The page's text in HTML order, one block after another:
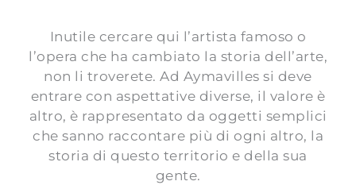
Inutile cercare qui l’artista famoso o
l’opera che ha cambiato la storia dell’arte,
non li troverete. Ad Aymavilles si deve
entrare con aspettative diverse, il valore è
altro, è rappresentato da oggetti semplici
che sanno raccontare più di ogni altro, la
storia di questo territorio e della sua
gente.